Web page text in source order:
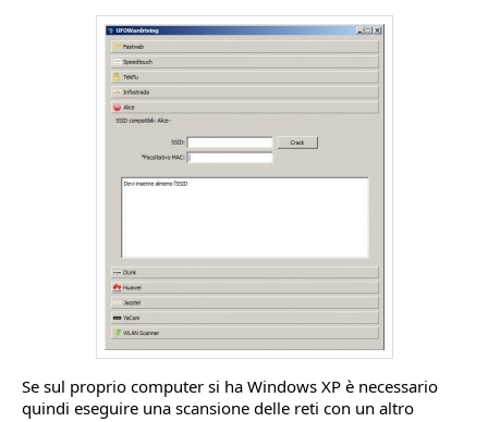
Se sul proprio computer si ha Windows XP è necessario
quindi eseguire una scansione delle reti con un altro